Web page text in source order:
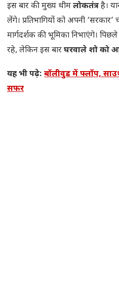
इस बार की मुख्य थीमलोकतंत्रहै।
लेंगे। प्रतिभागियों को अपनी
मार्गदर्शक की भूमिका निभाएंगे।
रहे, लेकिन इस बारघरवाले शो को
यह भी पढ़े: बॉलीवुड में फ्लॉप,
सफर